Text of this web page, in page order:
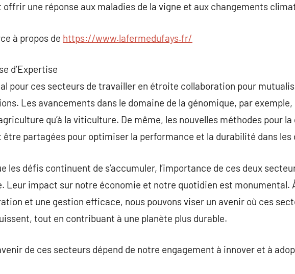
offrir une réponse aux maladies de la vigne et aux changements
à propos de https://www.lafermedufays.fr/
d’Expertise
pour ces secteurs de travailler en étroite collaboration pour
Les avancements dans le domaine de la génomique, par
qu’à la viticulture. De même, les nouvelles méthodes pour la
être partagées pour optimiser la performance et la durabilité dans les
les défis continuent de s’accumuler, l’importance de ces deux
Leur impact sur notre économie et notre quotidien est monumental.
et une gestion efficace, nous pouvons viser un avenir où ces
tout en contribuant à une planète plus durable.
de ces secteurs dépend de notre engagement à innover et à